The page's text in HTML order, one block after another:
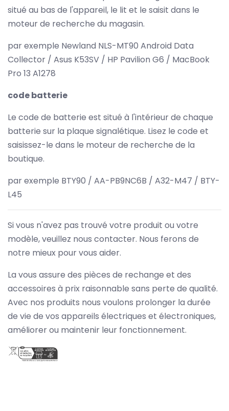
situé au bas de l'appareil, le lit et le saisit dans le
moteur de recherche du magasin.
par exemple Newland NLS-MT90 Android Data
Collector / Asus K53SV / HP Pavilion G6 / MacBook
Pro 13 A1278
code batterie
Le code de batterie est situé à l'intérieur de chaque
batterie sur la plaque signalétique. Lisez le code et
saisissez-le dans le moteur de recherche de la
boutique.
par exemple BTY90 / AA-PB9NC6B / A32-M47 / BTY-
L45
Si vous n'avez pas trouvé votre produit ou votre
modèle, veuillez nous contacter. Nous ferons de
notre mieux pour vous aider.
La vous assure des pièces de rechange et des
accessoires à prix raisonnable sans perte de qualité.
Avec nos produits nous voulons prolonger la durée
de vie de vos appareils électriques et électroniques,
améliorer ou maintenir leur fonctionnement.